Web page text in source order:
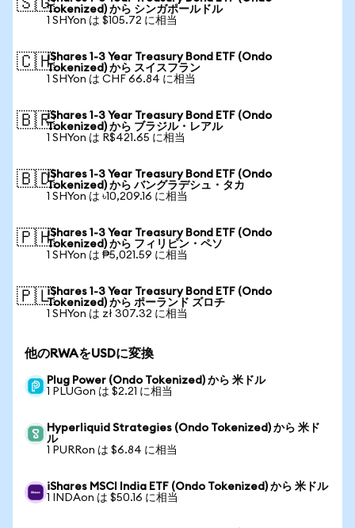
🇸🇬Tokenized) から シンガポールドル
1 SHYon は $105.72 に相当
🇨🇭iShares 1-3 Year Treasury Bond ETF (Ondo
Tokenized) から スイスフラン
1 SHYon は CHF 66.84 に相当
🇧🇷iShares 1-3 Year Treasury Bond ETF (Ondo
Tokenized) から ブラジル・レアル
1 SHYon は R$421.65 に相当
🇧🇩iShares 1-3 Year Treasury Bond ETF (Ondo
Tokenized) から バングラデシュ・タカ
1 SHYon は ৳10,209.16 に相当
🇵🇭iShares 1-3 Year Treasury Bond ETF (Ondo
Tokenized) から フィリピン・ペソ
1 SHYon は ₱5,021.59 に相当
🇵🇱iShares 1-3 Year Treasury Bond ETF (Ondo
Tokenized) から ポーランド ズロチ
1 SHYon は zł 307.32 に相当
他のRWAをUSDに変換
Plug Power (Ondo Tokenized) から 米ドル
1 PLUGon は $2.21 に相当
Hyperliquid Strategies (Ondo Tokenized) から 米ド
ル
1 PURRon は $6.84 に相当
iShares MSCI India ETF (Ondo Tokenized) から 米ドル
1 INDAon は $50.16 に相当